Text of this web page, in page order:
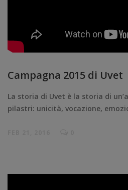
Campagna 2015 di Uvet
La storia di Uvet è la storia di
pilastri: unicità, vocazione,